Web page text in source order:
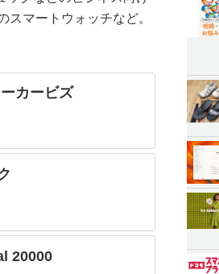
マートウォッチなど。
カービズ
20000